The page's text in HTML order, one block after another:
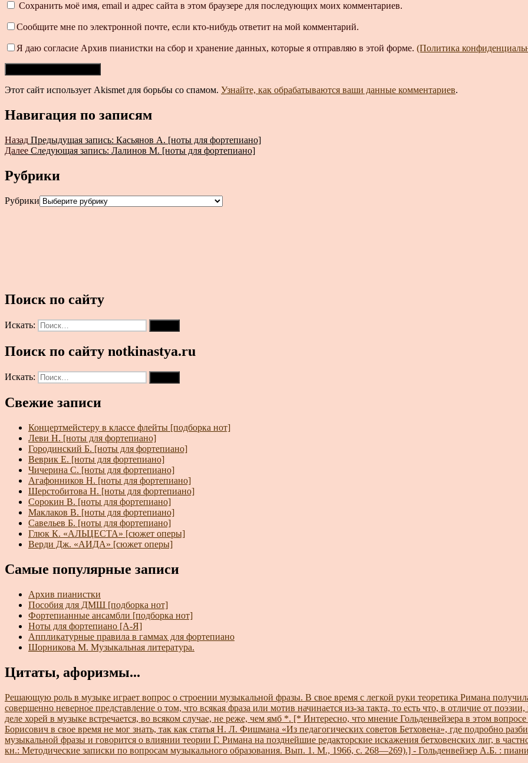
Сохранить моё имя, email и адрес сайта в этом браузере для последующих моих комментариев.
Сообщите мне по электронной почте, если кто-нибудь ответит на мой комментарий.
Я даю согласие Архив пианистки на сбор и хранение данных, которые я отправляю в этой форме. (Политика
Этот сайт использует Akismet для борьбы со спамом. Узнайте, как обрабатываются ваши данные комментариев.
Навигация по записям
Назад Предыдущая запись: Касьянов А. [ноты для фортепиано]
Далее Следующая запись: Лалинов М. [ноты для фортепиано]
Рубрики
Рубрики
Поиск по сайту
Искать:
Поиск по сайту notkinastya.ru
Искать:
Свежие записи
Концертмейстеру в классе флейты [подборка нот]
Леви Н. [ноты для фортепиано]
Городинский Б. [ноты для фортепиано]
Веврик Е. [ноты для фортепиано]
Чичерина С. [ноты для фортепиано]
Агафонников Н. [ноты для фортепиано]
Шерстобитова Н. [ноты для фортепиано]
Сорокин В. [ноты для фортепиано]
Маклаков В. [ноты для фортепиано]
Савельев Б. [ноты для фортепиано]
Глюк К. «АЛЬЦЕСТА» [сюжет оперы]
Верди Дж. «АИДА» [сюжет оперы]
Самые популярные записи
Архив пианистки
Пособия для ДМШ [подборка нот]
Фортепианные ансамбли [подборка нот]
Ноты для фортепиано [А-Я]
Аппликатурные правила в гаммах для фортепиано
Шорникова М. Музыкальная литература.
Цитаты, афоризмы...
Решающую роль в музыке играет вопрос о строении музыкальной фразы. В свое время с легкой руки теоретика Римана
совершенно неверное представление о том, что всякая фраза или мотив начинается из-за такта, то есть что, в отличие от
деле хорей в музыке встречается, во всяком случае, не реже, чем ямб *. [* Интересно, что мнение Гольденвейзера в этом
Борисович в свое время не мог знать, так как статья Н. Л. Фишмана «Из педагогических советов Бетховена», где подробно
музыкальной фразы и говорится о влиянии теории Г. Римана на позднейшие редакторские искажения бетховенских лиг, в
кн.: Методические записки по вопросам музыкального образования. Вып. 1. М., 1966, с. 268—269).] - Гольденвейзер А.Б. :